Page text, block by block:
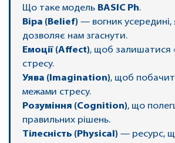
Що таке модель BASIC Ph.
Віра (Belief) — вогник усередині,
дозволяє нам згаснути.
Емоції (Affect), щоб залишатися
стресу.
Уява (Imagination), щоб
межами стресу.
Розуміння (Cognition), що
правильних рішень.
Тілесність (Physical) — ресурс,